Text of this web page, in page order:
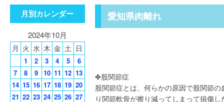
愛知県肉離れ
✤股関節症
股関節症とは、何らかの原因で股関節
り関節軟骨が擦り減ってしまって損傷
月別カレンダー
2024年10月
月 火 水 木 金 土 日
1 2 3 4 5
6
7
8 9 10 11 12 13
14 15 16 17 18 19 20
21 22 23 24 25 26 27